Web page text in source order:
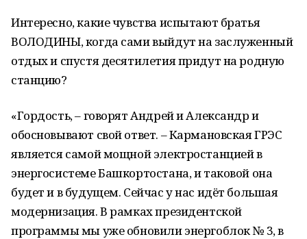
Интересно, какие чувства испытают братья
ВОЛОДИНЫ, когда сами выйдут на заслуженный
отдых и спустя десятилетия придут на родную
станцию?
«Гордость, – говорят Андрей и Александр и
обосновывают свой ответ. – Кармановская ГРЭС
является самой мощной электростанцией в
энергосистеме Башкортостана, и таковой она
будет и в будущем. Сейчас у нас идёт большая
модернизация. В рамках президентской
программы мы уже обновили энергоблок № 3, в